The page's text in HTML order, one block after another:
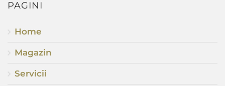
PAGINI
Home
Magazin
Servicii